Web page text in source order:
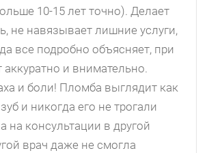
10-15 лет точно). Делает
не навязывает лишние услуги,
все подробно объясняет, при
аккуратно и внимательно.
и боли! Пломба выглядит как
и никогда его не трогали
на консультации в другой
врач даже не смогла